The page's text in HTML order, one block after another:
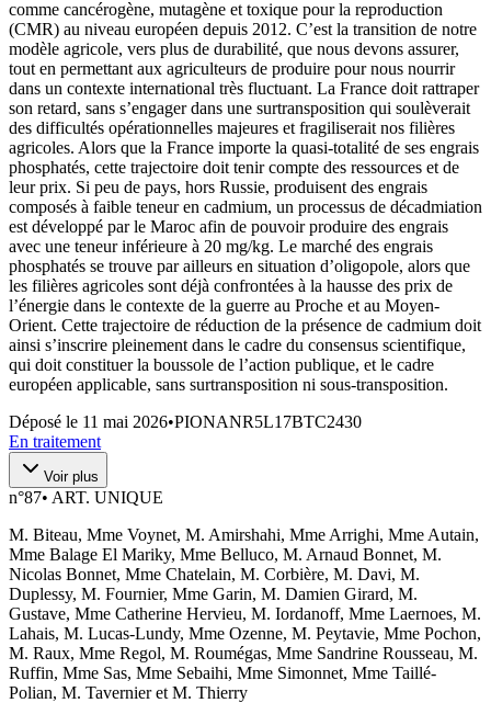
comme cancérogène, mutagène et toxique pour la reproduction
(CMR) au niveau européen depuis 2012. C’est la transition de notre
modèle agricole, vers plus de durabilité, que nous devons assurer,
tout en permettant aux agriculteurs de produire pour nous nourrir
dans un contexte international très fluctuant. La France doit rattraper
son retard, sans s’engager dans une surtransposition qui soulèverait
des difficultés opérationnelles majeures et fragiliserait nos filières
agricoles. Alors que la France importe la quasi-totalité de ses engrais
phosphatés, cette trajectoire doit tenir compte des ressources et de
leur prix. Si peu de pays, hors Russie, produisent des engrais
composés à faible teneur en cadmium, un processus de décadmiation
est développé par le Maroc afin de pouvoir produire des engrais
avec une teneur inférieure à 20 mg/kg. Le marché des engrais
phosphatés se trouve par ailleurs en situation d’oligopole, alors que
les filières agricoles sont déjà confrontées à la hausse des prix de
l’énergie dans le contexte de la guerre au Proche et au Moyen-
Orient. Cette trajectoire de réduction de la présence de cadmium doit
ainsi s’inscrire pleinement dans le cadre du consensus scientifique,
qui doit constituer la boussole de l’action publique, et le cadre
européen applicable, sans surtransposition ni sous-transposition.
Déposé le 11 mai 2026•PIONANR5L17BTC2430
En traitement
Voir plus
n°87• ART. UNIQUE
M. Biteau, Mme Voynet, M. Amirshahi, Mme Arrighi, Mme Autain,
Mme Balage El Mariky, Mme Belluco, M. Arnaud Bonnet, M.
Nicolas Bonnet, Mme Chatelain, M. Corbière, M. Davi, M.
Duplessy, M. Fournier, Mme Garin, M. Damien Girard, M.
Gustave, Mme Catherine Hervieu, M. Iordanoff, Mme Laernoes, M.
Lahais, M. Lucas-Lundy, Mme Ozenne, M. Peytavie, Mme Pochon,
M. Raux, Mme Regol, M. Roumégas, Mme Sandrine Rousseau, M.
Ruffin, Mme Sas, Mme Sebaihi, Mme Simonnet, Mme Taillé-
Polian, M. Tavernier et M. Thierry